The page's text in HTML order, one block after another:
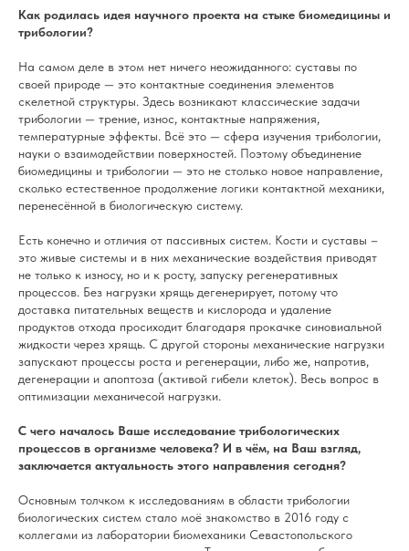
Как родилась идея научного проекта на стыке биомедицины и
трибологии?
На самом деле в этом нет ничего неожиданного: суставы по
своей природе — это контактные соединения элементов
скелетной структуры. Здесь возникают классические задачи
трибологии — трение, износ, контактные напряжения,
температурные эффекты. Всё это — сфера изучения трибологии,
науки о взаимодействии поверхностей. Поэтому объединение
биомедицины и трибологии — это не столько новое направление,
сколько естественное продолжение логики контактной механики,
перенесённой в биологическую систему.
Есть конечно и отличия от пассивных систем. Кости и суставы –
это живые системы и в них механические воздействия приводят
не только к износу, но и к росту, запуску регенеративных
процессов. Без нагрузки хрящь дегенерирует, потому что
доставка питательных веществ и кислорода и удаление
продуктов отхода просиходит благодаря прокачке синовиальной
жидкости через хрящь. С другой стороны механические нагрузки
запускают процессы роста и регенерации, либо же, напротив,
дегенерации и апоптоза (активой гибели клеток). Весь вопрос в
оптимизации механичесой нагрузки.
С чего началось Ваше исследование трибологических
процессов в организме человека? И в чём, на Ваш взгляд,
заключается актуальность этого направления сегодня?
Основным толчком к исследованиям в области трибологии
биологических систем стало моё знакомство в 2016 году с
коллегами из лаборатории биомеханики Севастопольского